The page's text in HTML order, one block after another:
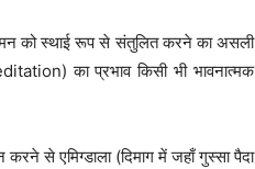
को स्थाई रूप से संतुलित करने का असली
का प्रभाव किसी भी भावनात्मक
करने से एमिग्डाला (दिमाग में जहाँ गुस्सा पैदा